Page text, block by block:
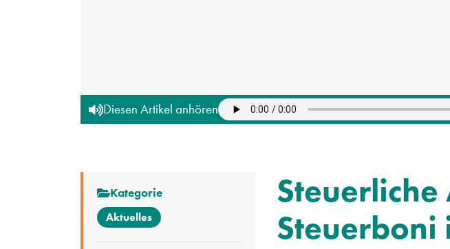
Diesen Artikel anhören
Kategorie
Aktuelles
Steuerboni